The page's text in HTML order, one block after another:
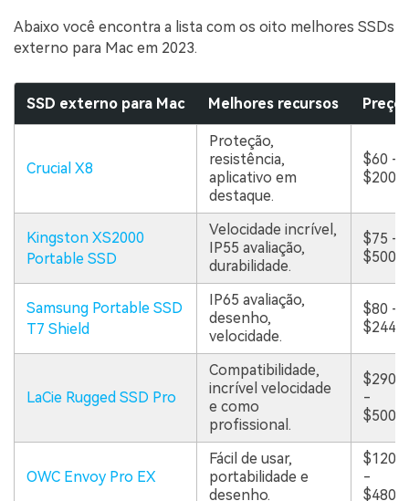
Abaixo você encontra a lista com os oito melhores SSDs
externo para Mac em 2023.
SSD externo para Mac Melhores recursos Preço
Crucial X8
Proteção,
resistência,
aplicativo em
destaque.
$60 -
$200
Kingston XS2000
Portable SSD
Velocidade incrível,
IP55 avaliação,
durabilidade.
$75 -
$500
Samsung Portable SSD
T7 Shield
IP65 avaliação,
desenho,
velocidade.
$80 -
$244
LaCie Rugged SSD Pro
Compatibilidade,
incrível velocidade
e como
profissional.
$290
-
$500
OWC Envoy Pro EX
Fácil de usar,
portabilidade e
desenho.
$120
-
$480